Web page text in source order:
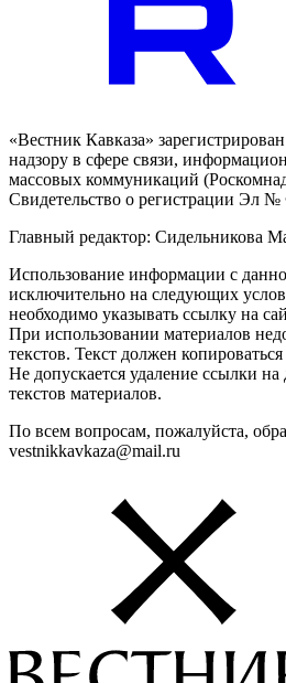
«Вестник Кавказа»
надзору в сфере связи,
массовых коммуникаций
Свидетельство о регистрации Эл
Главный редактор: Сидельникова
Использование информации с
исключительно на следующих
необходимо указывать ссылку на
При использовании материалов
текстов. Текст должен
Не допускается удаление ссылки
текстов материалов.
По всем вопросам, пожалуйста,
vestnikkavkaza@mail.ru